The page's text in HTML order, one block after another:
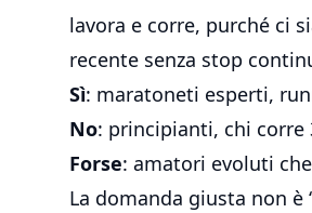
lavora e corre, purché ci
recente senza stop
Sì: maratoneti esperti,
No: principianti, chi corre
Forse: amatori evoluti
La domanda giusta non è